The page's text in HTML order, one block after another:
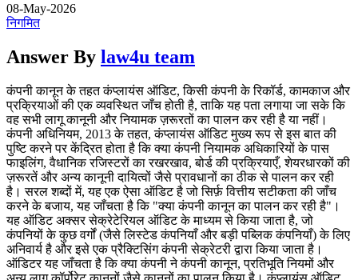
08-May-2026
निगमित
Answer By law4u team
कंपनी कानून के तहत कंप्लायंस ऑडिट, किसी कंपनी के रिकॉर्ड, कामकाज और
प्रक्रियाओं की एक व्यवस्थित जाँच होती है, ताकि यह पता लगाया जा सके कि
वह सभी लागू कानूनी और नियामक ज़रूरतों का पालन कर रही है या नहीं।
कंपनी अधिनियम, 2013 के तहत, कंप्लायंस ऑडिट मुख्य रूप से इस बात की
पुष्टि करने पर केंद्रित होता है कि क्या कंपनी नियामक अधिकारियों के पास
फाइलिंग, वैधानिक रजिस्टरों का रखरखाव, बोर्ड की प्रक्रियाएँ, शेयरधारकों की
ज़रूरतें और अन्य कानूनी दायित्वों जैसे प्रावधानों का ठीक से पालन कर रही
है। सरल शब्दों में, यह एक ऐसा ऑडिट है जो सिर्फ़ वित्तीय सटीकता की जाँच
करने के बजाय, यह जाँचता है कि "क्या कंपनी कानून का पालन कर रही है"।
यह ऑडिट अक्सर सेक्रेटेरियल ऑडिट के माध्यम से किया जाता है, जो
कंपनियों के कुछ वर्गों (जैसे लिस्टेड कंपनियाँ और बड़ी पब्लिक कंपनियाँ) के लिए
अनिवार्य है और इसे एक प्रैक्टिसिंग कंपनी सेक्रेटरी द्वारा किया जाता है।
ऑडिटर यह जाँचता है कि क्या कंपनी ने कंपनी कानून, प्रतिभूति नियमों और